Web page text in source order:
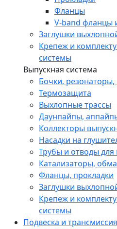
Фланцы
V-band фланцы
Заглушки
Крепеж и
системы
Выпускная система
Бочки,
Термозащита
Выхлопные трассы
Даунпайпы,
Коллекторы
Насадки на
Трубы и отводы
Катализаторы,
Фланцы, прокладки
Заглушки
Крепеж и
системы
Подвеска и трансмиссия